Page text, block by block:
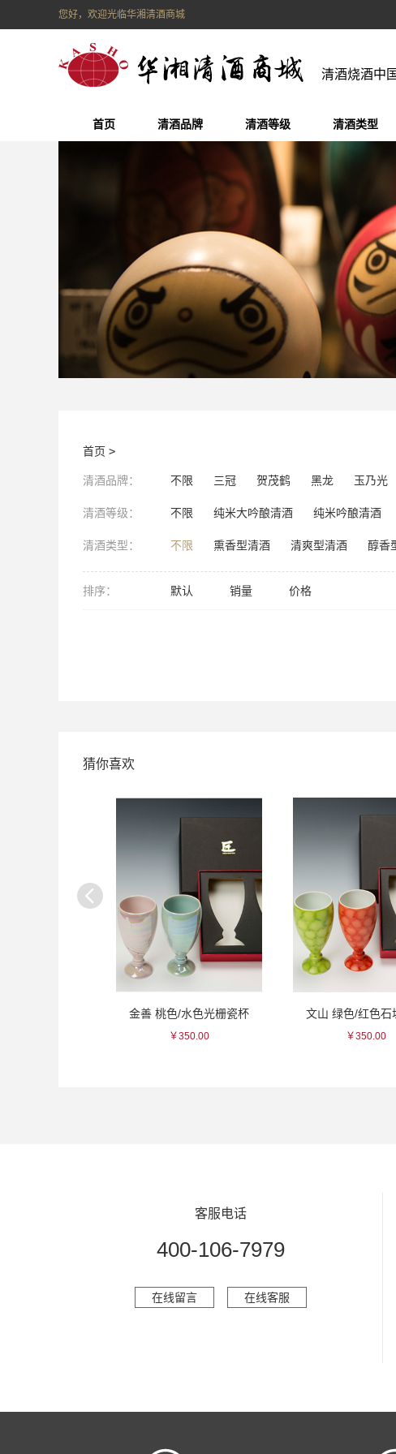
您好，欢迎光临华湘清酒商城
清酒烧酒中
首页 清酒品牌 清酒等级 清酒类型
首页 >
清酒品牌： 不限 三冠 贺茂鹤 黑龙 玉乃光
清酒等级： 不限 纯米大吟酿清酒 纯米吟酿清酒
清酒类型： 不限 熏香型清酒 清爽型清酒 醇香
排序： 默认 销量 价格
猜你喜欢
金善 桃色/水色光栅瓷杯
￥350.00
文山 绿色/红色石
￥350.00
客服电话
400-106-7979
在线留言 在线客服